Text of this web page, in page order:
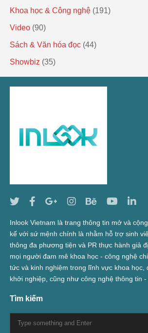
Khoa học & Công nghệ (191)
Video (90)
Sách & Văn hóa đọc (44)
Showbiz (35)
Inlook Vietnam là trang thông tin mở và
kế với sứ mệnh chính là nhằm hỗ trợ sinh
thông đa phương tiện và PR thực hành giả
mọi người đam mê khoa học - công nghệ
tức và kinh nghiệm trong lĩnh vực khoa học,
khởi nghiệp, cũng như công nghệ thông tin -
Tìm kiếm